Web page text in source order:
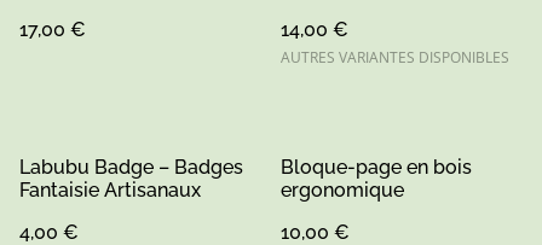
Citation Motivationnelle
17,00 €
14,00 €
AUTRES VARIANTES DISPONIBLES
Labubu Badge – Badges
Fantaisie Artisanaux
4,00 €
Bloque-page en bois
ergonomique
10,00 €